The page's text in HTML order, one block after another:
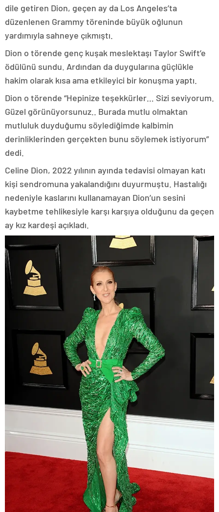
dile getiren Dion, geçen ay da Los Angeles’ta
düzenlenen Grammy töreninde büyük oğlunun
yardımıyla sahneye çıkmıştı.
Dion o törende genç kuşak meslektaşı Taylor Swift’e
ödülünü sundu. Ardından da duygularına güçlükle
hakim olarak kısa ama etkileyici bir konuşma yaptı.
Dion o törende “Hepinize teşekkürler… Sizi seviyorum.
Güzel görünüyorsunuz.. Burada mutlu olmaktan
mutluluk duyduğumu söylediğimde kalbimin
derinliklerinden gerçekten bunu söylemek istiyorum”
dedi.
Celine Dion, 2022 yılının ayında tedavisi olmayan katı
kişi sendromuna yakalandığını duyurmuştu. Hastalığı
nedeniyle kaslarını kullanamayan Dion’un sesini
kaybetme tehlikesiyle karşı karşıya olduğunu da geçen
ay kız kardeşi açıkladı.